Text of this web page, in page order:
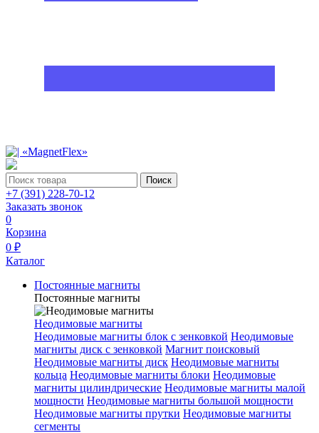
Поиск
+7 (391) 228-70-12
Заказать звонок
0
Корзина
0 ₽
Каталог
Постоянные магниты
Постоянные магниты
Неодимовые магниты
Неодимовые магниты блок с зенковкой Неодимовые
магниты диск с зенковкой Магнит поисковый
Неодимовые магниты диск Неодимовые магниты
кольца Неодимовые магниты блоки Неодимовые
магниты цилиндрические Неодимовые магниты малой
мощности Неодимовые магниты большой мощности
Неодимовые магниты прутки Неодимовые магниты
сегменты